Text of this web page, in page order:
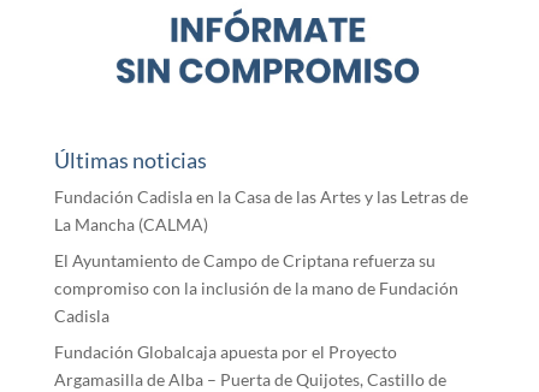
Últimas noticias
Fundación Cadisla en la Casa de las Artes y las Letras de
La Mancha (CALMA)
El Ayuntamiento de Campo de Criptana refuerza su
compromiso con la inclusión de la mano de Fundación
Cadisla
Fundación Globalcaja apuesta por el Proyecto
Argamasilla de Alba – Puerta de Quijotes, Castillo de